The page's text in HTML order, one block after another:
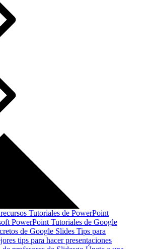
Tutoriales de PowerPoint
PowerPoint Tutoriales de Google
de Google Slides Tips para
tips para hacer presentaciones